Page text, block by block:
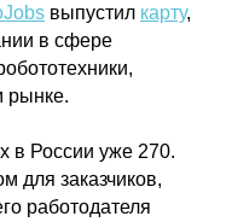
выпустил карту,
в сфере
рынке.
в России уже 270.
для заказчиков,
работодателя